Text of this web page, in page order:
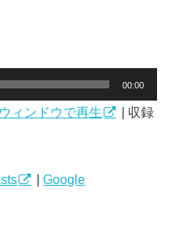
00:00
ィンドウで再生
収録
|Google